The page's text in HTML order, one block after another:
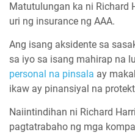
Matutulungan ka ni Richard
uri ng insurance ng AAA.
Ang isang aksidente sa
sa iyo sa isang mahirap na
personal na pinsala ay
ikaw ay pinansiyal na
Naiintindihan ni Richard
pagtatrabaho ng mga